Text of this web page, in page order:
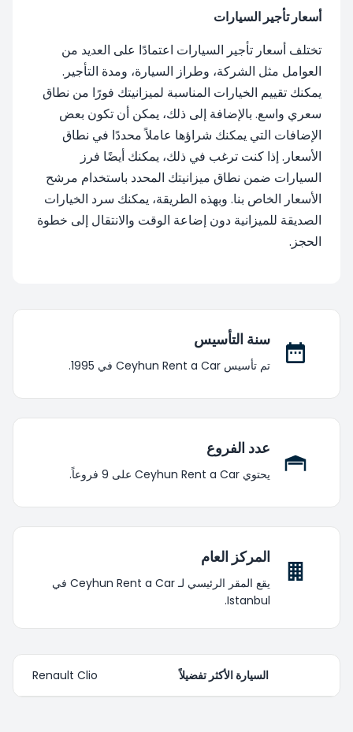
أسعار تأجير السيارات
تختلف أسعار تأجير السيارات اعتمادًا على العديد من
العوامل مثل الشركة، وطراز السيارة، ومدة التأجير.
يمكنك تقييم الخيارات المناسبة لميزانيتك فورًا من نطاق
سعري واسع. بالإضافة إلى ذلك، يمكن أن تكون بعض
الإضافات التي يمكنك شراؤها عاملاً محددًا في نطاق
الأسعار. إذا كنت ترغب في ذلك، يمكنك أيضًا فرز
السيارات ضمن نطاق ميزانيتك المحدد باستخدام مرشح
الأسعار الخاص بنا. وبهذه الطريقة، يمكنك سرد الخيارات
الصديقة للميزانية دون إضاعة الوقت والانتقال إلى خطوة
الحجز.
سنة التأسيس
تم تأسيس Ceyhun Rent a Car في 1995.
عدد الفروع
يحتوي Ceyhun Rent a Car على 9 فروعاً.
المركز العام
يقع المقر الرئيسي لـ Ceyhun Rent a Car في
Istanbul.
السيارة الأكثر تفضيلاً Renault Clio